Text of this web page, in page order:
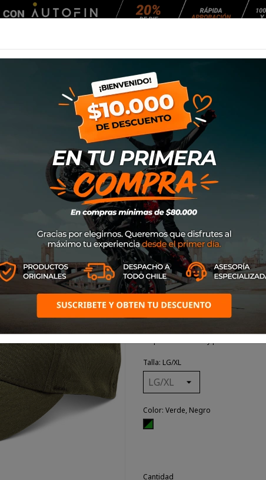
EQUIPAMIENTO NEUMÁTICOS MANTENCIÓN
Gorro
SKU1230-81005
$24.900
98% Algodón / 2% Poliuretano 83%
Visera curva con corona estructurada.
Tejido principal de sarga elástica
Talla: LG/XL
Color: Verde, Negro
Verde,
Cantidad